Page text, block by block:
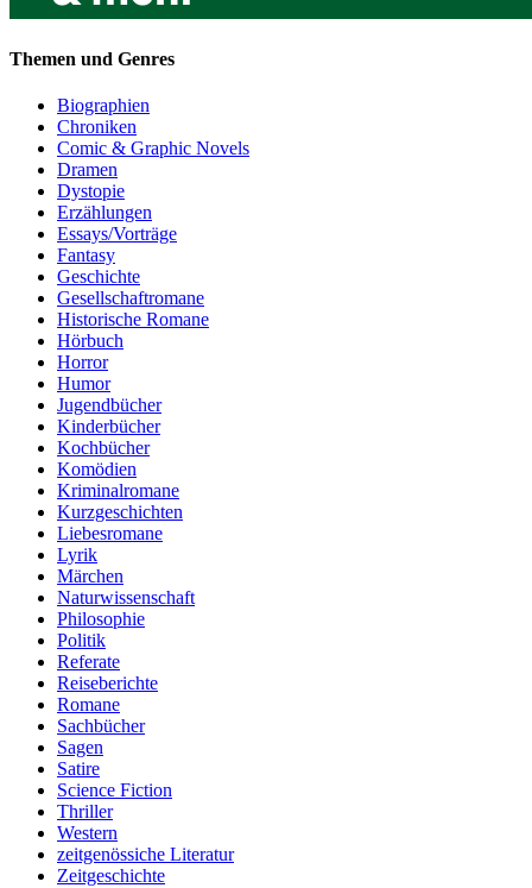
Themen und Genres
Biographien
Chroniken
Comic & Graphic Novels
Dramen
Dystopie
Erzählungen
Essays/Vorträge
Fantasy
Geschichte
Gesellschaftromane
Historische Romane
Hörbuch
Horror
Humor
Jugendbücher
Kinderbücher
Kochbücher
Komödien
Kriminalromane
Kurzgeschichten
Liebesromane
Lyrik
Märchen
Naturwissenschaft
Philosophie
Politik
Referate
Reiseberichte
Romane
Sachbücher
Sagen
Satire
Science Fiction
Thriller
Western
zeitgenössiche Literatur
Zeitgeschichte